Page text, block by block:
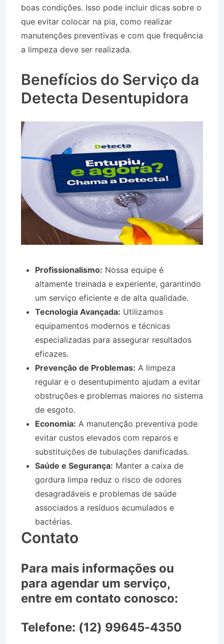
boas condições. Isso pode incluir dicas sobre o
que evitar colocar na pia, como realizar
manutenções preventivas e com que frequência
a limpeza deve ser realizada.
Benefícios do Serviço da
Detecta Desentupidora
Profissionalismo: Nossa equipe é
altamente treinada e experiente, garantindo
um serviço eficiente e de alta qualidade.
Tecnologia Avançada: Utilizamos
equipamentos modernos e técnicas
especializadas para assegurar resultados
eficazes.
Prevenção de Problemas: A limpeza
regular e o desentupimento ajudam a evitar
obstruções e problemas maiores no sistema
de esgoto.
Economia: A manutenção preventiva pode
evitar custos elevados com reparos e
substituições de tubulações danificadas.
Saúde e Segurança: Manter a caixa de
gordura limpa reduz o risco de odores
desagradáveis e problemas de saúde
associados a resíduos acumulados e
bactérias.
Contato
Para mais informações ou
para agendar um serviço,
entre em contato conosco:
Telefone: (12) 99645-4350